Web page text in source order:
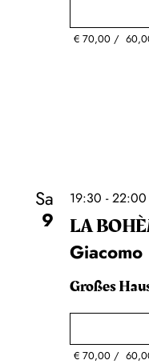
€ 70,00
Sa
9
19:30 - 22:00
LA
Giacomo
Großes
€ 70,00